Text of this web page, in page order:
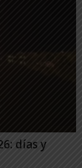
días y